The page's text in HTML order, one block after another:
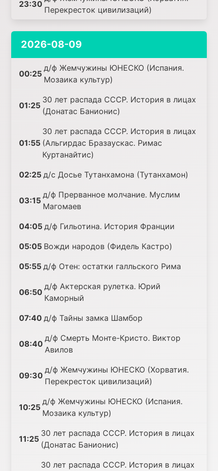
23:30
Перекресток цивилизаций)
2026-08-09
00:25
д/ф Жемчужины ЮНЕСКО (Испания.
Мозаика культур)
01:25
30 лет распада СССР. История в лицах
(Донатас Банионис)
01:55
30 лет распада СССР. История в лицах
(Альгирдас Бразаускас. Римас
Куртанайтис)
02:25 д/с Досье Тутанхамона (Тутанхамон)
03:15
д/ф Прерванное молчание. Муслим
Магомаев
04:05 д/ф Гильотина. История Франции
05:05 Вожди народов (Фидель Кастро)
05:55 д/ф Отен: остатки галльского Рима
06:50
д/ф Актерская рулетка. Юрий
Каморный
07:40 д/ф Тайны замка Шамбор
08:40
д/ф Смерть Монте-Кристо. Виктор
Авилов
09:30
д/ф Жемчужины ЮНЕСКО (Хорватия.
Перекресток цивилизаций)
10:25
д/ф Жемчужины ЮНЕСКО (Испания.
Мозаика культур)
11:25
30 лет распада СССР. История в лицах
(Донатас Банионис)
30 лет распада СССР. История в лицах